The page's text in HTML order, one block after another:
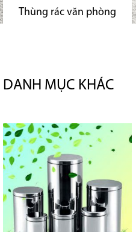
Thùng rác văn phòng
DANH MỤC KHÁC